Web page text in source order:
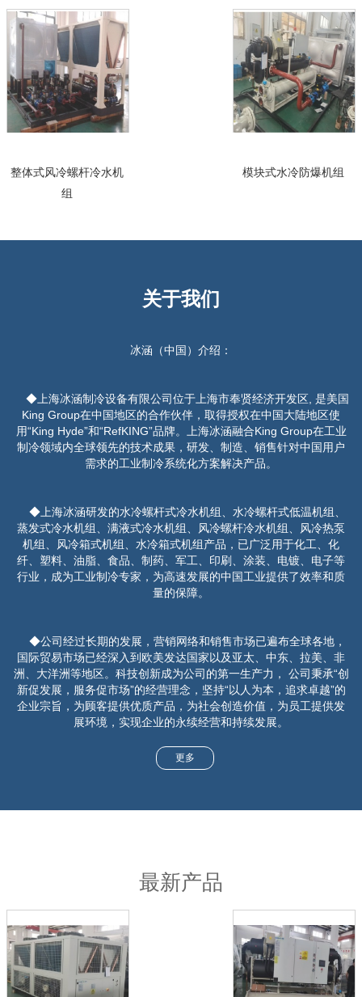
整体式风冷螺杆冷水机
组
模块式水冷防爆机组
关于我们
冰涵（中国）介绍：
◆上海冰涵制冷设备有限公司位于上海市奉贤经济开发区, 是美国
King Group在中国地区的合作伙伴，取得授权在中国大陆地区使
用“King Hyde”和“RefKING”品牌。上海冰涵融合King Group在工业
制冷领域内全球领先的技术成果，研发、制造、销售针对中国用户
需求的工业制冷系统化方案解决产品。
◆上海冰涵研发的水冷螺杆式冷水机组、水冷螺杆式低温机组、
蒸发式冷水机组、满液式冷水机组、风冷螺杆冷水机组、风冷热泵
机组、风冷箱式机组、水冷箱式机组产品，已广泛用于化工、化
纤、塑料、油脂、食品、制药、军工、印刷、涂装、电镀、电子等
行业，成为工业制冷专家，为高速发展的中国工业提供了效率和质
量的保障。
◆公司经过长期的发展，营销网络和销售市场已遍布全球各地，
国际贸易市场已经深入到欧美发达国家以及亚太、中东、拉美、非
洲、大洋洲等地区。科技创新成为公司的第一生产力， 公司秉承“创
新促发展，服务促市场”的经营理念，坚持“以人为本，追求卓越”的
企业宗旨，为顾客提供优质产品，为社会创造价值，为员工提供发
展环境，实现企业的永续经营和持续发展。
更多
最新产品